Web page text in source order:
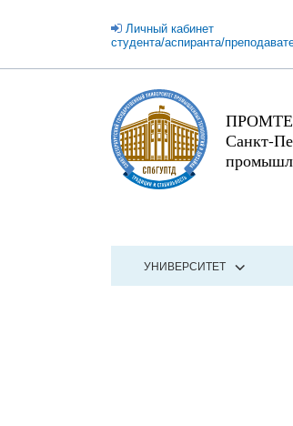
Личный кабинет
студента/аспиранта/
Санкт-
УНИВЕРСИТЕТ